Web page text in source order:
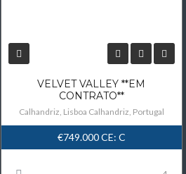
VELVET VALLEY **EM
CONTRATO**
Calhandriz, Lisboa Calhandriz, Portugal
€749.000CE: C